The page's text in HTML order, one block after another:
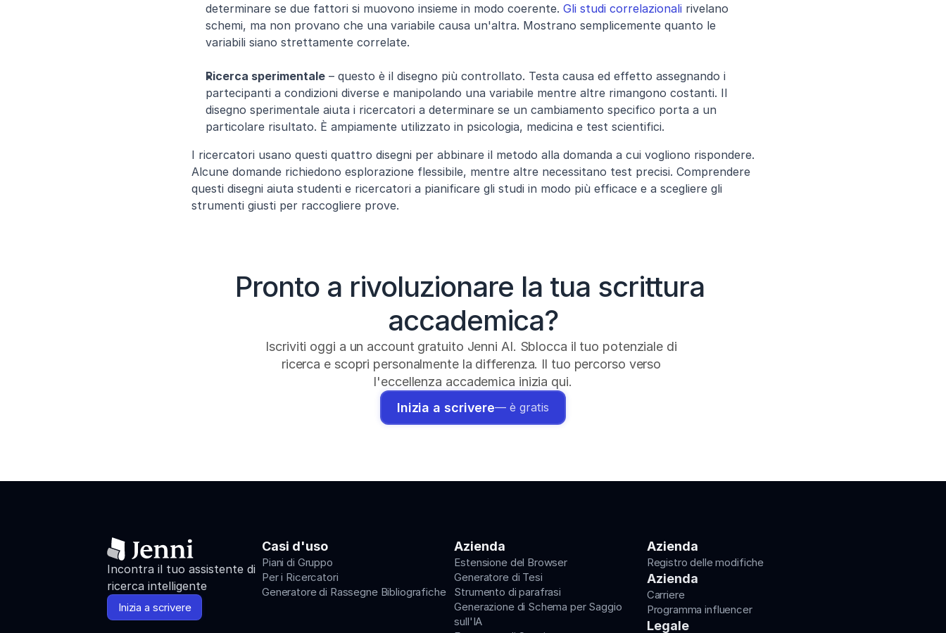
determinare se due fattori si muovono insieme in modo coerente. Gli studi correlazionali rivelano
schemi, ma non provano che una variabile causa un'altra. Mostrano semplicemente quanto le
variabili siano strettamente correlate.
Ricerca sperimentale – questo è il disegno più controllato. Testa causa ed effetto assegnando i
partecipanti a condizioni diverse e manipolando una variabile mentre altre rimangono costanti. Il
disegno sperimentale aiuta i ricercatori a determinare se un cambiamento specifico porta a un
particolare risultato. È ampiamente utilizzato in psicologia, medicina e test scientifici.
I ricercatori usano questi quattro disegni per abbinare il metodo alla domanda a cui vogliono rispondere.
Alcune domande richiedono esplorazione flessibile, mentre altre necessitano test precisi. Comprendere
questi disegni aiuta studenti e ricercatori a pianificare gli studi in modo più efficace e a scegliere gli
strumenti giusti per raccogliere prove.
Pronto a rivoluzionare la tua scrittura
accademica?
Iscriviti oggi a un account gratuito Jenni AI. Sblocca il tuo potenziale di
ricerca e scopri personalmente la differenza. Il tuo percorso verso
l'eccellenza accademica inizia qui.
Inizia a scrivere— è gratis
Incontra il tuo assistente di
ricerca intelligente
Inizia a scrivere
Casi d'uso
Piani di Gruppo
Per i Ricercatori
Generatore di Rassegne Bibliografiche
Azienda
Estensione del Browser
Generatore di Tesi
Strumento di parafrasi
Generazione di Schema per Saggio
sull'IA
Azienda
Registro delle modifiche
Azienda
Carriere
Programma influencer
Legale